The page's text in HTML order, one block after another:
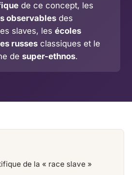
de ce concept, les
observables des
slaves, les écoles
russes classiques et le
de super-ethnos.
de la « race slave »